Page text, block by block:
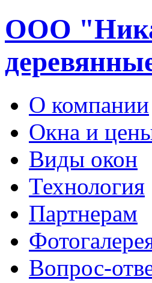
ООО
О компании
Окна и
Виды окон
Технология
Партнерам
Вопрос-